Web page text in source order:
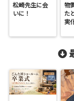
松崎先生に会
いに！
物
た
実